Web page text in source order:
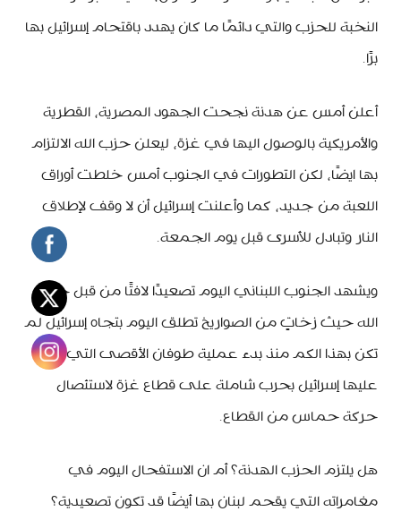
النخبة للحزب والتي دائمًا ما كان يهدد باقتحام إسرائيل بها
برًا.
أعلن أمس عن هدنة نجحت الجهود المصرية، القطرية
والأمريكية بالوصول اليها في غزة، ليعلن حزب الله الالتزام
بها ايضًا، لكن التطورات في الجنوب أمس خلطت أوراق
اللعبة من جديد، كما وأعلنت إسرائيل أن لا وقف لإطلاق
النار وتبادل للأسرى قبل يوم الجمعة.
ويشهد الجنوب اللبناني اليوم تصعيدًا لافتًا من قبل حزب
الله حيث زخاتٍ من الصواريخ تطلق اليوم بتجاه إسرائيل لم
تكن بهذا الكم منذ بدء عملية طوفان الأقصى التي ردت
عليها إسرائيل بحرب شاملة على قطاع غزة لاستئصال
حركة حماس من القطاع.
هل يلتزم الحزب الهدنة؟ أم ان الاستفحال اليوم في
مغامراته التي يقحم لبنان بها أيضًا قد تكون تصعيدية؟